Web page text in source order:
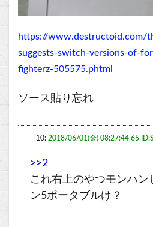
https://www.destructoid.com/
suggests-switch-versions-of-
fighterz-505575.phtml
ソース貼り忘れ
10: 2018/06/01(金) 08:27:44.65
>>2
これ右上のやつモンハン
ン5ポータブルけ？